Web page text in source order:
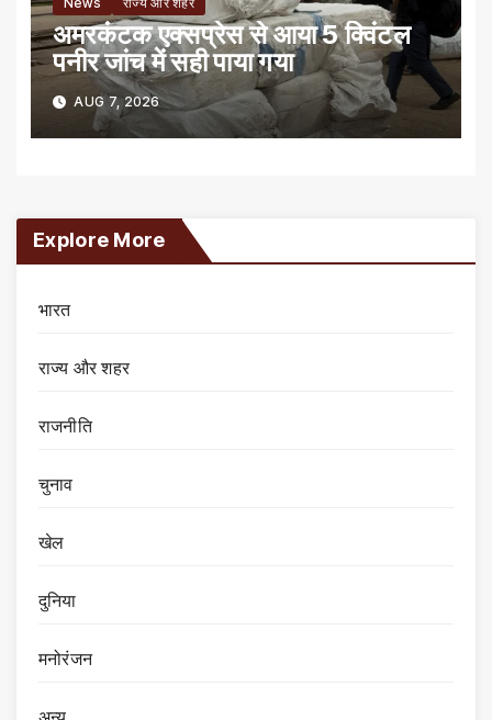
अमरकंटक एक्सप्रेस से आया 5 क्विंटल
पनीर जांच में सही पाया गया
AUG 7, 2026
Explore More
भारत
राज्य और शहर
राजनीति
चुनाव
खेल
दुनिया
मनोरंजन